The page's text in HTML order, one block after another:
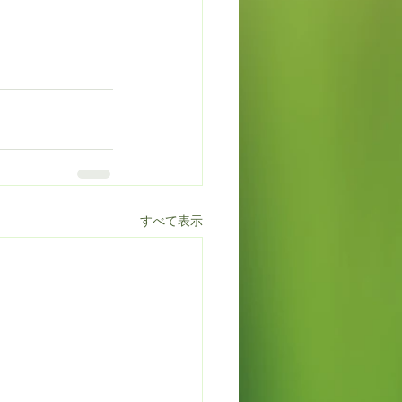
すべて表示